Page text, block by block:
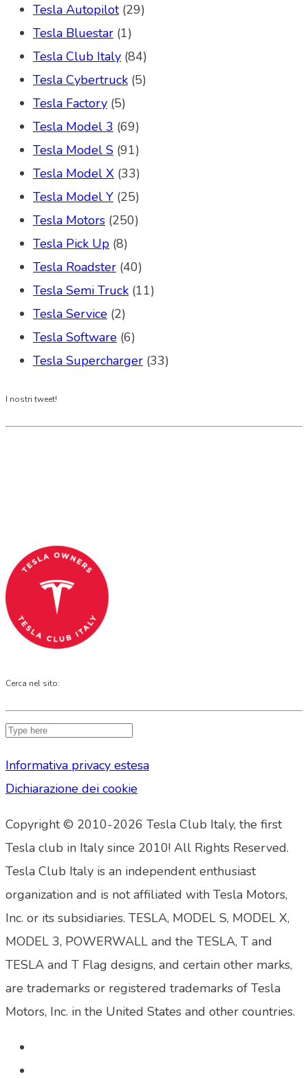
Tesla Autopilot(29)
Tesla Bluestar (1)
Tesla Club Italy (84)
Tesla Cybertruck (5)
Tesla Factory (5)
Tesla Model 3 (69)
Tesla Model S (91)
Tesla Model X (33)
Tesla Model Y (25)
Tesla Motors (250)
Tesla Pick Up (8)
Tesla Roadster (40)
Tesla Semi Truck (11)
Tesla Service (2)
Tesla Software (6)
Tesla Supercharger (33)
I nostri tweet!
Cerca nel sito:
Informativa privacy estesa
Dichiarazione dei cookie
Copyright © 2010-2026 Tesla Club Italy, the first
Tesla club in Italy since 2010! All Rights Reserved.
Tesla Club Italy is an independent enthusiast
organization and is not affiliated with Tesla Motors,
Inc. or its subsidiaries. TESLA, MODEL S, MODEL X,
MODEL 3, POWERWALL and the TESLA, T and
TESLA and T Flag designs, and certain other marks,
are trademarks or registered trademarks of Tesla
Motors, Inc. in the United States and other countries.